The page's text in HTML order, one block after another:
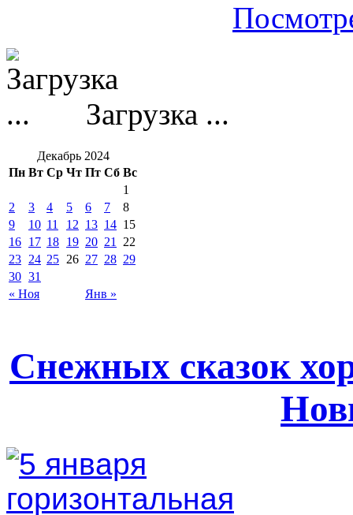
Загрузка ...
Декабрь 2024
Пн Вт Ср Чт Пт Сб Вс
« Ноя Янв »
1
2
3 4 5 6 7
8
9
10 11 12 13 14 15
16 17 18 19 20 21
22
23 24 25 26 27 28 29
30 31
Снежных сказок